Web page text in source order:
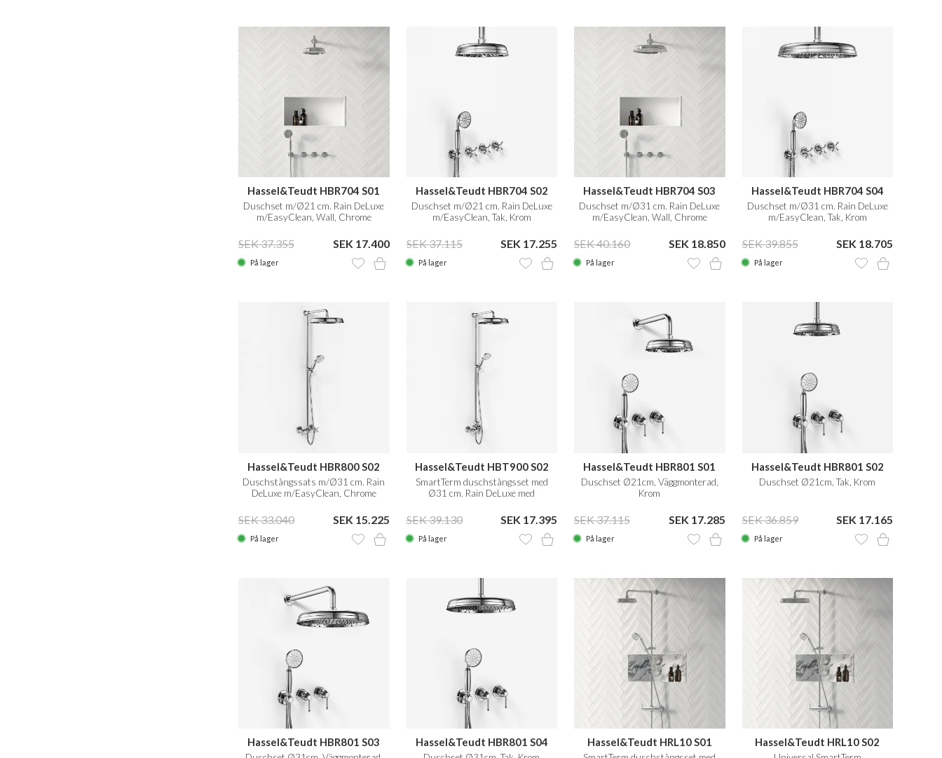
Hassel&Teudt HBR704 S01
Duschset m/Ø21 cm. Rain DeLuxe
m/EasyClean, Wall, Chrome
SEK 37.355 SEK 17.400
På lager
Hassel&Teudt HBR704 S02
Duschset m/Ø21 cm. Rain DeLuxe
m/EasyClean, Tak, Krom
SEK 37.115 SEK 17.255
På lager
Hassel&Teudt HBR704 S03
Duschset m/Ø31 cm. Rain DeLuxe
m/EasyClean, Wall, Chrome
SEK 40.160 SEK 18.850
På lager
Hassel&Teudt HBR704 S04
Duschset m/Ø31 cm. Rain DeLuxe
m/EasyClean, Tak, Krom
SEK 39.855 SEK 18.705
På lager
Hassel&Teudt HBR800 S02
Duschstångssats m/Ø31 cm. Rain
DeLuxe m/EasyClean, Chrome
SEK 33.040 SEK 15.225
På lager
Hassel&Teudt HBT900 S02
SmartTerm duschstångsset med
Ø31 cm. Rain DeLuxe med
SEK 39.130 SEK 17.395
På lager
Hassel&Teudt HBR801 S01
Duschset Ø21cm, Väggmonterad,
Krom
SEK 37.115 SEK 17.285
På lager
Hassel&Teudt HBR801 S02
Duschset Ø21cm, Tak, Krom
SEK 36.859 SEK 17.165
På lager
Hassel&Teudt HBR801 S03 Hassel&Teudt HBR801 S04 Hassel&Teudt HRL10 S01 Hassel&Teudt HRL10 S02